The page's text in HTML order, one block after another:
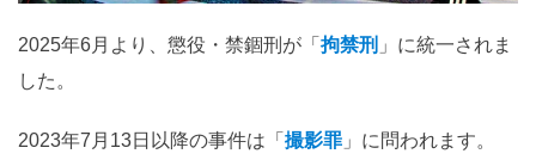
中国
2025年6月より、懲役・禁錮刑が「 拘禁刑 」に統一されま
した。
2023年7月13日以降の事件は「 撮影罪 」に問われます。